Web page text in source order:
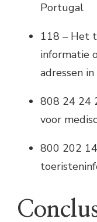
Portugal
118 – Het
informatie
adressen
808 24 24
voor
800 202